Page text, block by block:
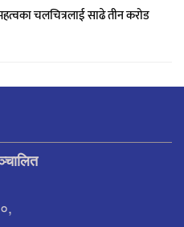
चलचित्रलाई साढे तीन करोड